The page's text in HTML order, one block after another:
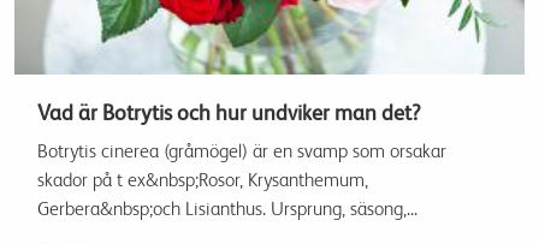
Vad är Botrytis och hur undviker man det?
Botrytis cinerea (gråmögel) är en svamp som orsakar
skador på t ex&nbsp;Rosor, Krysanthemum,
Gerbera&nbsp;och Lisianthus. Ursprung, säsong,...